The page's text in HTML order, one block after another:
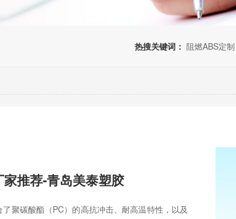
热搜关键词： 阻燃ABS定制
推荐-青岛美泰塑胶
聚碳酸酯（PC）的高抗冲击、耐高温特性，以及